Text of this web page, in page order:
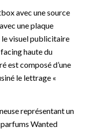
avec une source
une plaque
visuel publicitaire
haute du
est composé d’une
le lettrage «
représentant un
Wanted